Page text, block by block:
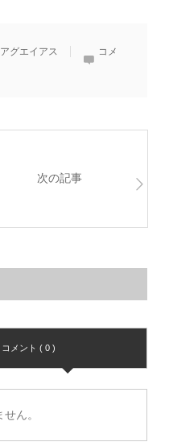
グエイアス
コメ
次の記事
コメント ( 0 )
ん。